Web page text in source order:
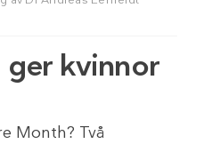
kvinnor
Month? Två